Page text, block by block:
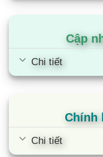
Cập
Chi tiết
Chính
Chi tiết